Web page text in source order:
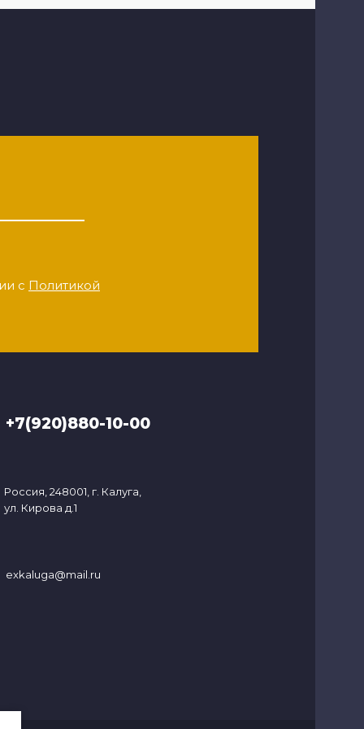
с Политикой
+7(920)880-10-00
Россия, 248001, г. Калуга,
ул. Кирова д.1
exkaluga@mail.ru